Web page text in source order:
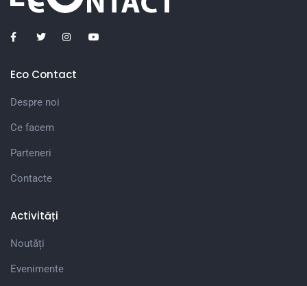
Eco Contact
Despre noi
Ce facem
Parteneri
Contacte
Activități
Noutăți
Evenimente